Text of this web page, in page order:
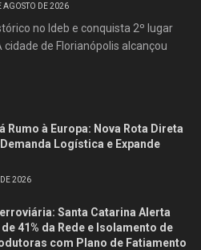
AGOSTO DE 2026
no Ideb e conquista 2º lugar
de Florianópolis alcançou
Rumo à Europa: Nova Rota Direta
Logística e Expande
2026
Santa Catarina Alerta
41% da Rede e Isolamento de
com Plano de Fatiamento